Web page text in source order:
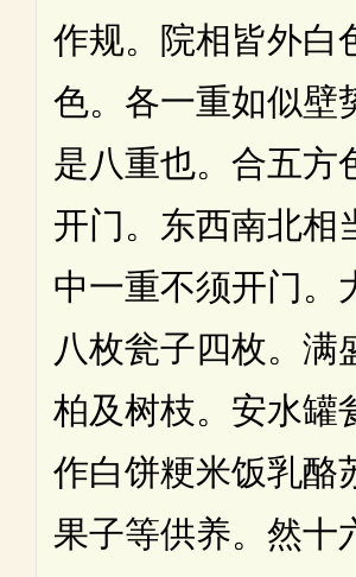
作规。院相皆外白
色。各一重如似壁
是八重也。合五方
开门。东西南北相
中一重不须开门。
八枚瓮子四枚。满
柏及树枝。安水罐
作白饼粳米饭乳酪
果子等供养。然十